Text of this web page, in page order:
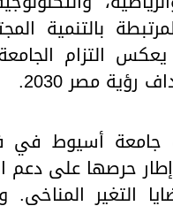
بالتنمية
يعكس التزام
مصر 2030.
2026، شاركت جامعة
وذلك في إطار حرصها
التغير